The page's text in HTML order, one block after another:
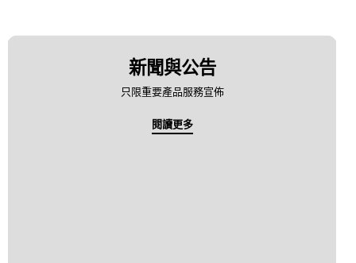
新聞與公告
只限重要產品服務宣佈
閱讀更多